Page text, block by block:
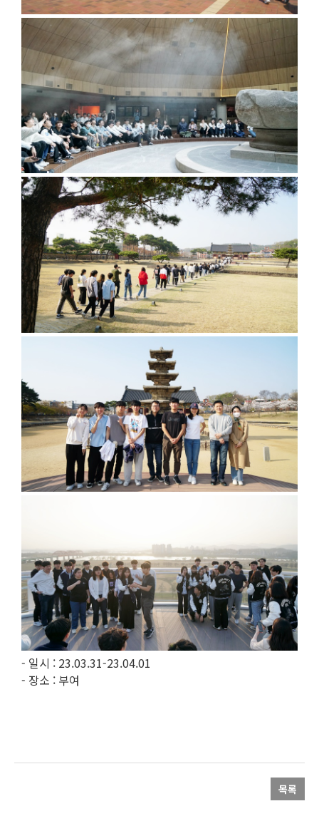
- 일시 : 23.03.31-23.04.01
- 장소 : 부여
목록